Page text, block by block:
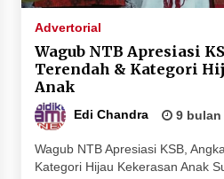
Advertorial
Wagub NTB Apresiasi
Terendah & Kategori
Anak
Edi Chandra 9 bulan
Wagub NTB Apresiasi KSB,
Kategori Hijau Kekerasan Anak